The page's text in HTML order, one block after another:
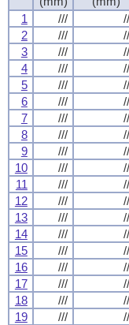
1
///
2
///
3
///
4
///
5
///
6
///
7
///
8
///
9
///
10
///
11
///
12
///
13
///
14
///
15
///
16
///
17
///
18
///
19
///